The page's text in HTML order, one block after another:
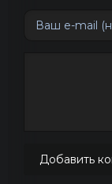
Добавить